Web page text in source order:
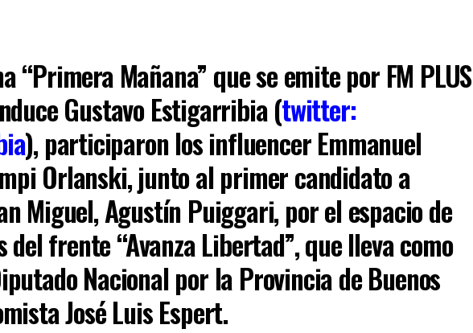
“Primera Mañana” que se emite por FM PLUS
Gustavo Estigarribia (twitter:
), participaron los influencer Emmanuel
Orlanski, junto al primer candidato a
Miguel, Agustín Puiggari, por el espacio de
frente “Avanza Libertad”, que lleva como
Nacional por la Provincia de Buenos
José Luis Espert.